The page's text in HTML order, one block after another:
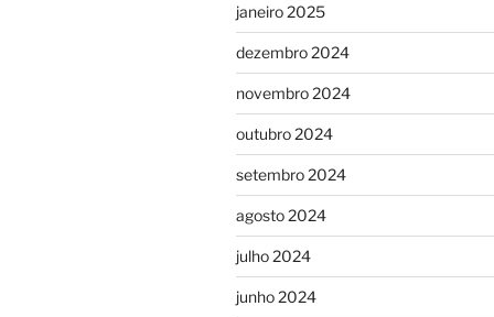
janeiro 2025
dezembro 2024
novembro 2024
outubro 2024
setembro 2024
agosto 2024
julho 2024
junho 2024